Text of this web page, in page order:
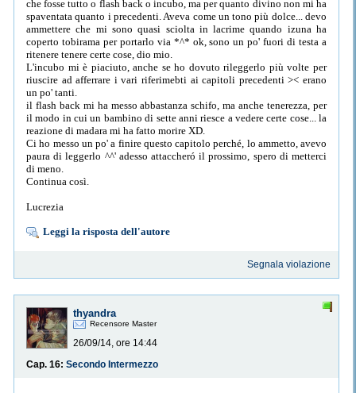
che fosse tutto o flash back o incubo, ma per quanto divino non mi ha
spaventata quanto i precedenti. Aveva come un tono più dolce... devo
ammettere che mi sono quasi sciolta in lacrime quando izuna ha
coperto tobirama per portarlo via *^* ok, sono un po' fuori di testa a
ritenere tenere certe cose, dio mio.
L'incubo mi è piaciuto, anche se ho dovuto rileggerlo più volte per
riuscire ad afferrare i vari riferimebti ai capitoli precedenti >< erano
un po' tanti.
il flash back mi ha messo abbastanza schifo, ma anche tenerezza, per
il modo in cui un bambino di sette anni riesce a vedere certe cose... la
reazione di madara mi ha fatto morire XD.
Ci ho messo un po' a finire questo capitolo perché, lo ammetto, avevo
paura di leggerlo ^^' adesso attaccheró il prossimo, spero di metterci
di meno.
Continua così.
Lucrezia
Leggi la risposta dell'autore
Segnala violazione
thyandra
Recensore Master
26/09/14, ore 14:44
Cap. 16: Secondo Intermezzo